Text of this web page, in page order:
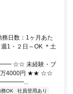
日数：1ヶ月あた
1・２日～OK ＊土
未経験・ブ
万4000円 ★★ ☆☆
OK
社員登用あり